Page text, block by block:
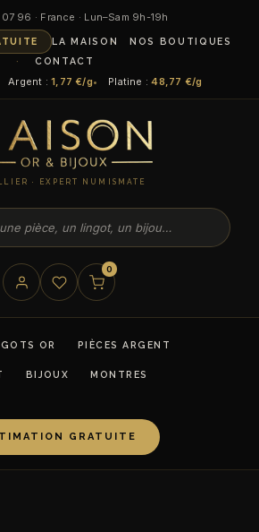
96 · France · Lun–Sam 9h-19h
LA MAISON
NOS BOUTIQUES
CONTACT
Argent :1,77 €/g Platine :48,77 €/g
· EXPERT NUMISMATE
0
OR PIÈCES ARGENT
BIJOUX MONTRES
GRATUITE